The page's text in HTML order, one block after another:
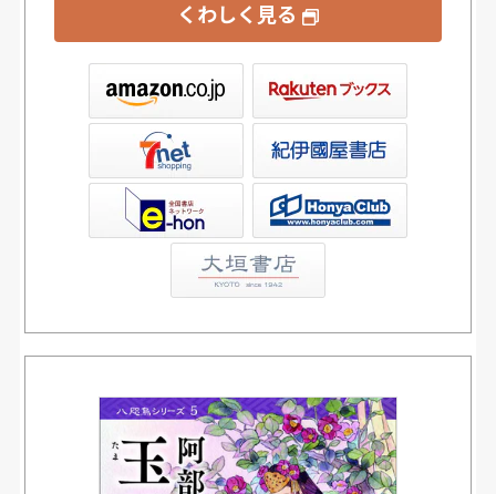
くわしく見る
書店ウェブストア